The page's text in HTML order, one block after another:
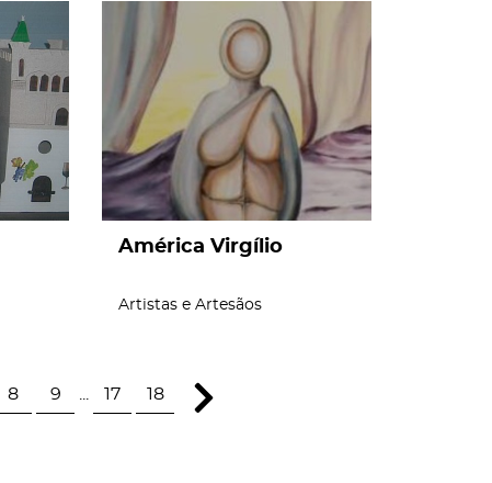
page
América Virgílio
Artistas e Artesãos
8 9 17 18